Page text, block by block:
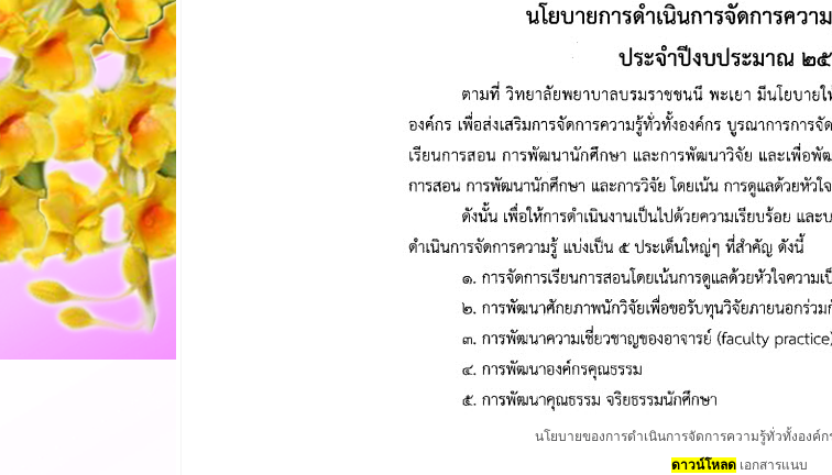
นโยบายของการดำเนินการจัดการความรู้ทั่วทั้งองค์
ดาวน์โหลด เอกสารแนบ